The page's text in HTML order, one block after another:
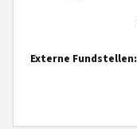
Externe Fundstellen: